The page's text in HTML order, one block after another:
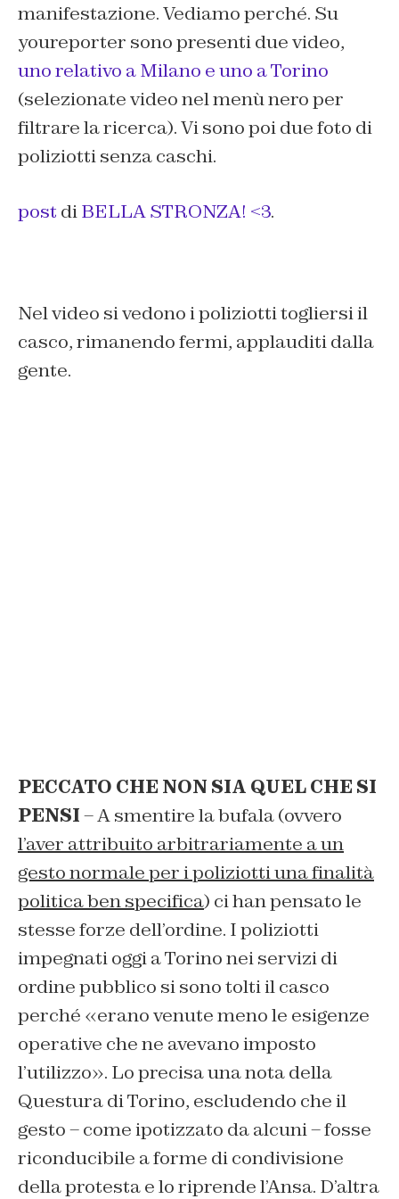
manifestazione. Vediamo perché. Su
youreporter sono presenti due video,
uno relativo a Milano e uno a Torino
(selezionate video nel menù nero per
filtrare la ricerca). Vi sono poi due foto di
poliziotti senza caschi.
post diBELLA STRONZA! <3.
Nel video si vedono i poliziotti togliersi il
casco, rimanendo fermi, applauditi dalla
gente.
PECCATO CHE NON SIA QUEL CHE SI
PENSI– A smentire la bufala (ovvero
l’aver attribuito arbitrariamente a un
gesto normale per i poliziotti una finalità
politica ben specifica) ci han pensato le
stesse forze dell’ordine. I poliziotti
impegnati oggi a Torino nei servizi di
ordine pubblico si sono tolti il casco
perché «erano venute meno le esigenze
operative che ne avevano imposto
l’utilizzo». Lo precisa una nota della
Questura di Torino, escludendo che il
gesto – come ipotizzato da alcuni – fosse
riconducibile a forme di condivisione
della protesta e lo riprende l’Ansa. D’altra